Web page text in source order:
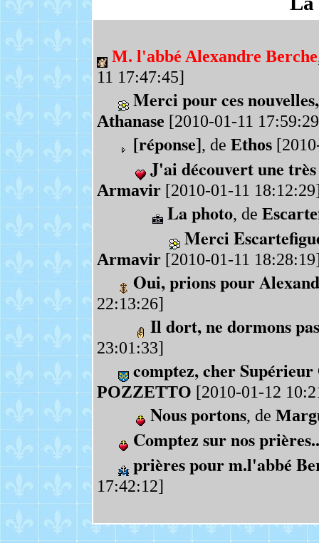
M. l'abbé Alexandre Berche
11 17:47:45]
Merci pour ces
Athanase [2010-01-11
[réponse], de Ethos
J'ai découvert une
Armavir[2010-01-11
La photo, de
Merci
Armavir[2010-01-11
Oui, prions pour
22:13:26]
Il dort, ne dormons
23:01:33]
comptez, cher
POZZETTO [2010-01-12
Nous portons, de
Comptez sur nos
prières pour m.l'abbé
17:42:12]